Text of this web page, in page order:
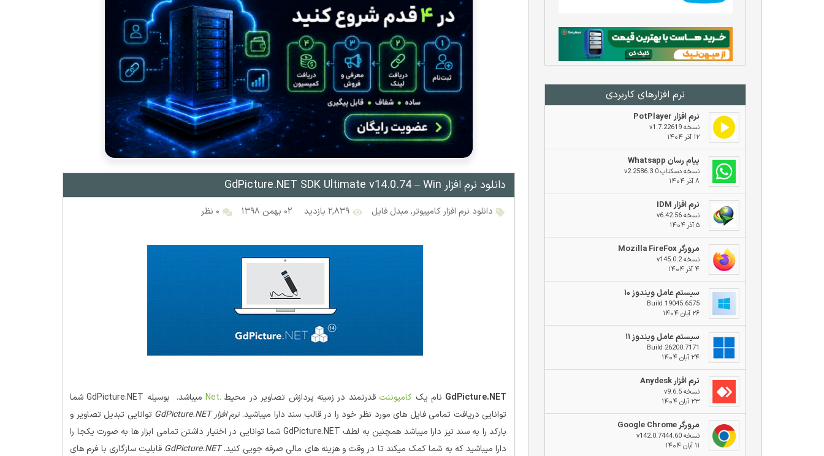
نرم افزار‌های کاربردی
نرم افزار PotPlayer
نسخه v1.7.22619
۱۲ آذر ۱۴۰۴
پیام رسان Whatsapp
نسخه دسکتاپ v2.2586.3.0
۸ آذر ۱۴۰۴
نرم افزار IDM
نسخه v6.42.56
۵ آذر ۱۴۰۴
مرورگر Mozilla FireFox
نسخه v145.0.2
۴ آذر ۱۴۰۴
سیستم عامل ویندوز ۱۰
Build 19045.6575
۲۶ آبان ۱۴۰۴
سیستم عامل ویندوز ۱۱
Build 26200.7171
۲۴ آبان ۱۴۰۴
نرم افزار Anydesk
نسخه v9.6.5
۲۳ آبان ۱۴۰۴
مرورگر Google Chrome
نسخه v142.0.7444.60
۱۱ آبان ۱۴۰۴
دانلود نرم افزار GdPicture.NET SDK Ultimate v14.0.74 – Win
دانلود نرم افزار کامپیوتر, مبدل فایل ۲,۸۳۹ بازدید ۰۲ بهمن ۱۳۹۸ ۰ نظر
GdPicture.NET نام یک کامپوننت قدرتمند در زمینه پردازش تصاویر در محیط .Net
میباشد. بوسیله GdPicture.NET شما
توانایی دریافت تمامی فایل های مورد نظر خود را در قالب سند دارا میباشید.نرم افزار GdPicture.NET
توانایی تبدیل تصاویر و
بارکد را به سند نیز دارا میباشد همچنین به لطف GdPicture.NET شما توانایی در اختیار داشتن تمامی ابزار ها به صورت یکجا را
دارا میباشید که به شما کمک میکند تا در وقت و هزینه های مالی صرفه جویی کنید.GdPicture.NET قابلیت سازگاری با فرم های